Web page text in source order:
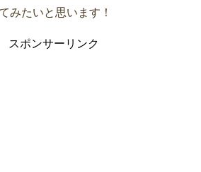
みたいと思います！
スポンサーリンク